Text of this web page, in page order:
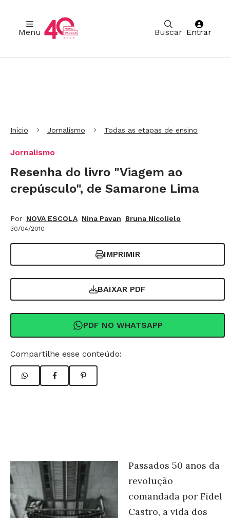
Buscar
Menu Entrar
Início Jornalismo Todas as etapas de ensino
Jornalismo
Resenha do livro "Viagem ao
crepúsculo", de Samarone Lima
Por NOVA ESCOLA Nina Pavan Bruna Nicolielo
30/04/2010
IMPRIMIR
BAIXAR PDF
PDF NO WHATSAPP
Compartilhe esse conteúdo:
Passados 50 anos da
revolução
comandada por Fidel
Castro, a vida dos